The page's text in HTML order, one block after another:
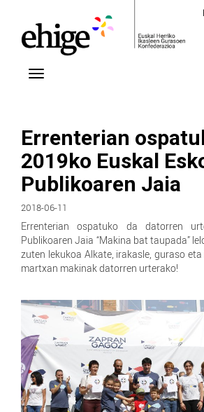
Errenterian
2019ko Euskal
Publikoaren Jaia
2018-06-11
Errenterian ospatuko da datorren
Publikoaren Jaia “Makina bat taupada”
zuten lekukoa Alkate, irakasle, guraso
martxan makinak datorren urterako!